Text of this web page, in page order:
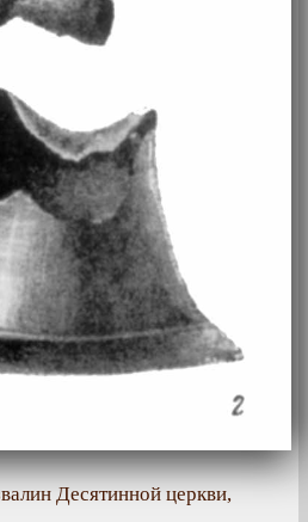
Десятинной церкви,